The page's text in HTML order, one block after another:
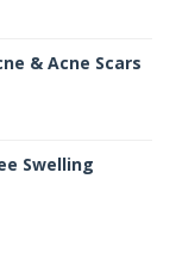
& Acne Scars
Swelling